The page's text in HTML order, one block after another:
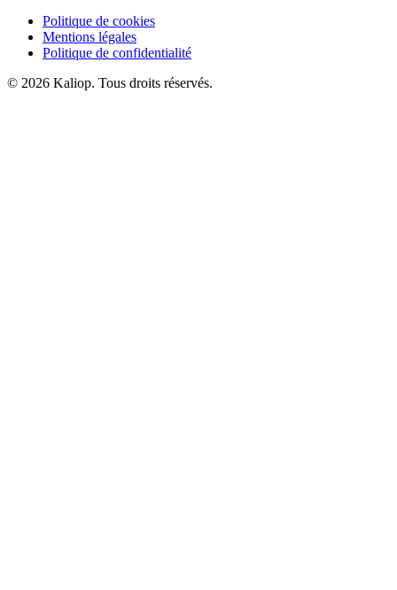
Politique de cookies
Mentions légales
Politique de confidentialité
© 2026 Kaliop. Tous droits réservés.